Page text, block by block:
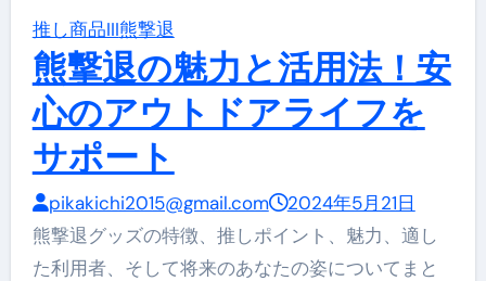
推し商品III熊撃退
熊撃退の魅力と活用法！安
心のアウトドアライフを
サポート
pikakichi2015@gmail.com
2024年5月21日
熊撃退グッズの特徴、推しポイント、魅力、適し
た利用者、そして将来のあなたの姿についてまと